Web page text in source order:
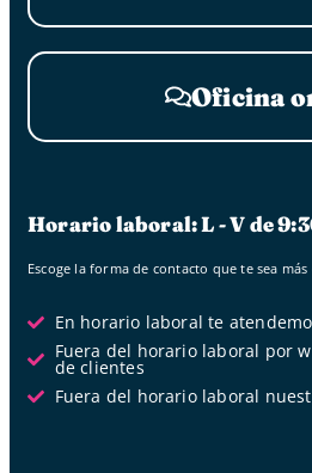
Oficina
Horario laboral: L - V de
Escoge la forma de contacto que te sea más
En horario laboral te
Fuera del horario laboral por
de clientes
Fuera del horario laboral